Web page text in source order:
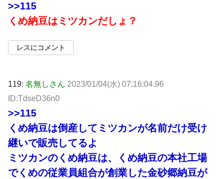
>>115
くめ納豆はミツカンだしょ？
レスにコメント
119: 名無しさん 2023/01/04(水) 07:16:04.96
ID:TdseD36n0
>>115
くめ納豆は倒産してミツカンが名前だけ受け
継いで販売してるよ
ミツカンのくめ納豆は、くめ納豆の本社工場
でくめの従業員組合が創業した金砂郷納豆が